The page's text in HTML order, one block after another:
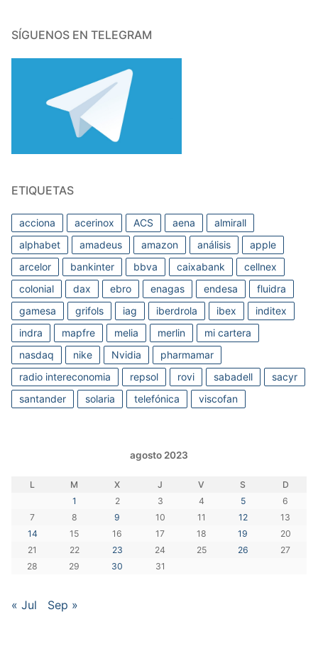
SÍGUENOS EN TELEGRAM
ETIQUETAS
acciona acerinox ACS aena
almirall
alphabet
amadeus amazon análisis
apple
arcelor
bankinter bbva caixabank
cellnex
colonial
dax ebro enagas endesa
fluidra
gamesa
grifols iag iberdrola ibex
inditex
indra
mapfre melia merlin
mi cartera
nasdaq
nike Nvidia
pharmamar
radio intereconomia
repsol rovi sabadell
sacyr
santander
solaria telefónica viscofan
agosto 2023
L M X J V S
D
1
2 3 4 5
6
7
8 9 10 11 12
13
14
15 16 17 18 19
20
21
22 23 24 25 26
27
28
29 30 31
« Jul Sep »